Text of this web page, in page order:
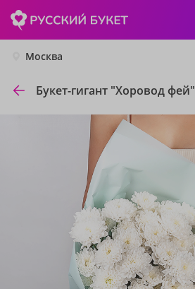
Москва
Букет-гигант "Хоровод фей"